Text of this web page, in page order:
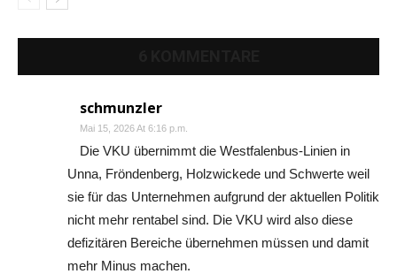
schmunzler
Mai 15, 2026 At 6:16 p.m.
Die VKU übernimmt die Westfalenbus-Linien in
Unna, Fröndenberg, Holzwickede und Schwerte weil
sie für das Unternehmen aufgrund der aktuellen Politik
nicht mehr rentabel sind. Die VKU wird also diese
defizitären Bereiche übernehmen müssen und damit
mehr Minus machen.